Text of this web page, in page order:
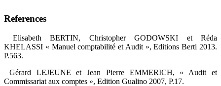
References
‎ Elisabeth BERTIN, Christopher GODOWSKI et Réda
KHELASSI « Manuel comptabilité et Audit », ‎Editions Berti 2013.
P.563.‎
‎ Gérard LEJEUNE et Jean Pierre EMMERICH, « Audit et
Commissariat aux comptes », Edition ‎Gualino 2007, P.17.‎